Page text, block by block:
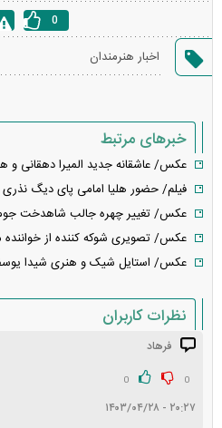
0
اخبار هنرمندان
خبرهای مرتبط
عکس/ عاشقانه جدید المیرا دهقانی
فیلم/ حضور هلیا امامی پای دیگ
عکس/ تغییر چهره جالب شاهدخت جومونگ در
عکس/ تصویری شوکه کننده از خواننده
عکس/ استایل شیک و هنری شیدا
نظرات کاربران
فرهاد
0
0
۲۰:۲۷ - ۱۴۰۳/۰۴/۲۸